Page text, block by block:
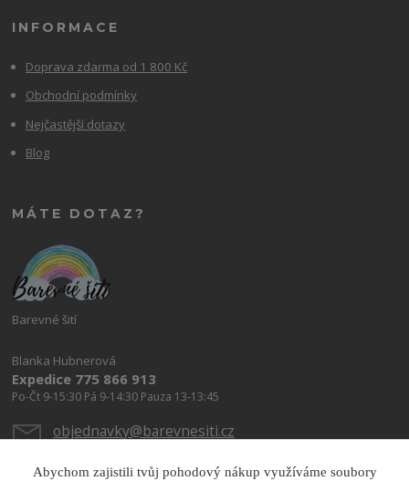
INFORMACE
Doprava zdarma od 1 800 Kč
Obchodní podmínky
Nejčastější dotazy
Blog
MÁTE DOTAZ?
Barevné šití
Blanka Hubnerová
Expedice 775 866 913
Po-Čt 9-15:30 Pá 9-14:30 Pauza 13-13:45
objednavky@barevnesiti.cz
Abychom zajistili tvůj pohodový nákup využíváme soubory